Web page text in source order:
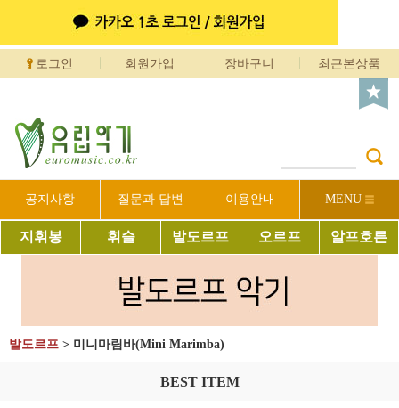
로그인 회원가입 장바구니 최근본상품
공지사항 질문과 답변 이용안내 MENU
지휘봉 휘슬 발도르프 오르프 알프호른
발도르프 > 미니마림바(Mini Marimba)
BEST ITEM